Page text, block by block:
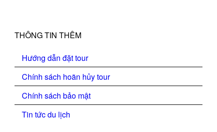
THÔNG TIN THÊM
Hướng dẫn đặt tour
Chính sách hoãn hủy tour
Chính sách bảo mật
Tin tức du lịch